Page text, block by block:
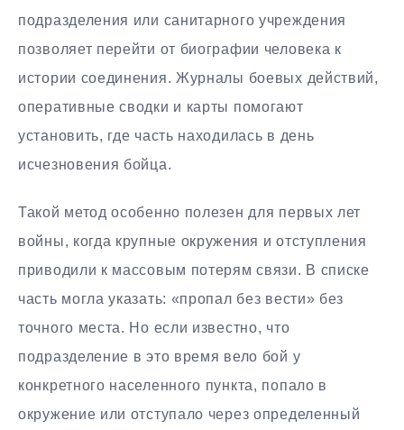
подразделения или санитарного учреждения
позволяет перейти от биографии человека к
истории соединения. Журналы боевых действий,
оперативные сводки и карты помогают
установить, где часть находилась в день
исчезновения бойца.
Такой метод особенно полезен для первых лет
войны, когда крупные окружения и отступления
приводили к массовым потерям связи. В списке
часть могла указать: «пропал без вести» без
точного места. Но если известно, что
подразделение в это время вело бой у
конкретного населенного пункта, попало в
окружение или отступало через определенный